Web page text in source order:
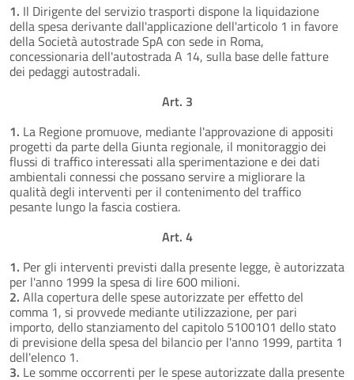
1. Il Dirigente del servizio trasporti dispone la liquidazione
della spesa derivante dall'applicazione dell'articolo 1 in favore
della Società autostrade SpA con sede in Roma,
concessionaria dell'autostrada A 14, sulla base delle fatture
dei pedaggi autostradali.
Art. 3
1. La Regione promuove, mediante l'approvazione di appositi
progetti da parte della Giunta regionale, il monitoraggio dei
flussi di traffico interessati alla sperimentazione e dei dati
ambientali connessi che possano servire a migliorare la
qualità degli interventi per il contenimento del traffico
pesante lungo la fascia costiera.
Art. 4
1. Per gli interventi previsti dalla presente legge, è autorizzata
per l'anno 1999 la spesa di lire 600 milioni.
2. Alla copertura delle spese autorizzate per effetto del
comma 1, si provvede mediante utilizzazione, per pari
importo, dello stanziamento del capitolo 5100101 dello stato
di previsione della spesa del bilancio per l'anno 1999, partita 1
dell'elenco 1.
3. Le somme occorrenti per le spese autorizzate dalla presente